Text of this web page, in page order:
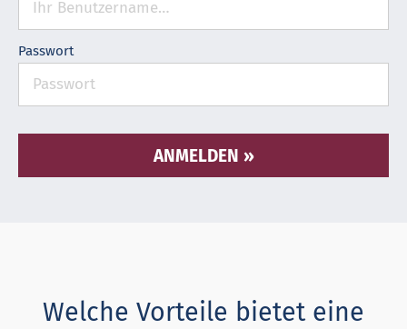
Passwort
ANMELDEN »
Welche Vorteile bietet eine